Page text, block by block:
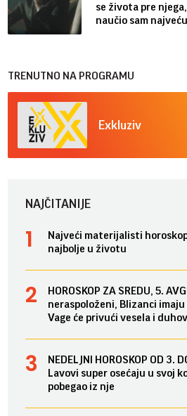
se života pre
naučio sam
TRENUTNO NA PROGRAMU
Exkluziv
NAJČITANIJE
Najveći materijalisti
najbolje u životu
HOROSKOP ZA SREDU, 5.
neraspoloženi, Blizanci imaju
Vage će privući vesela i
NEDELJNI HOROSKOP OD 3.
Lavovi super osećaju u svoj
pobegao iz nje